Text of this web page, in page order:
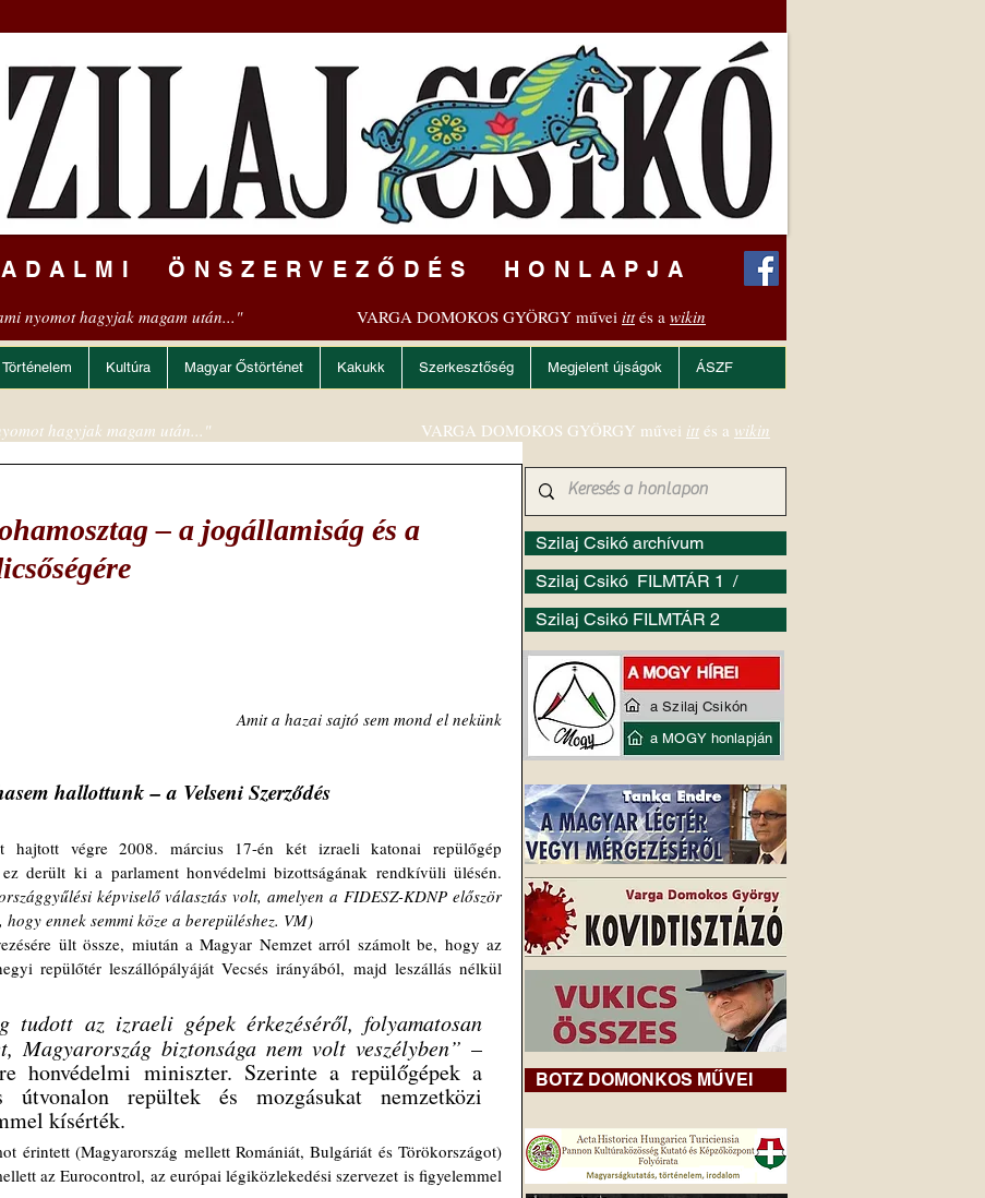
ÖNSZERVEZŐDÉS HONLAPJA
nyomot hagyjak magam után..." VARGA DOMOKOS GYÖRGY művei ittés a wikin
Történelem Kultúra Magyar Őstörténet Kakukk Szerkesztőség Megjelent újságok ÁSZF
– a jogállamiság és a
Amit a hazai sajtó sem mond el nekünk
hallottunk – a Velseni Szerződés
hajtott végre 2008. március 17-én két izraeli katonai repülőgép
képviselő választás volt, amelyen a FIDESZ-KDNP először
ennek semmi köze a berepüléshez. VM)
repülőtér leszállópályáját Vecsés irányából, majd leszállás nélkül
tudott az izraeli gépek érkezéséről, folyamatosan
Magyarország biztonsága nem volt veszélyben” –
honvédelmi miniszter. Szerinte a repülőgépek a
útvonalon repültek és mozgásukat nemzetközi
kísérték.
az Eurocontrol, az európai légiközlekedési szervezet is figyelemmel
Szilaj Csikó archívum
Szilaj Csikó FILMTÁR 1 /
Szilaj Csikó FILMTÁR 2
hagyjak magam után..." VARGA DOMOKOS GYÖRGY művei itt és a wikin
BOTZ DOMONKOS MŰVEI
a Szilaj Csikón
a MOGY honlapján